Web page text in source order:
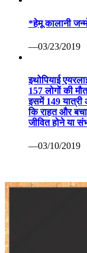
*हेमू कालानी
—03/23/2019
इथोपियाई
157 लोगों की
इसमें 149
कि राहत और
जीवित होने या
—03/10/2019